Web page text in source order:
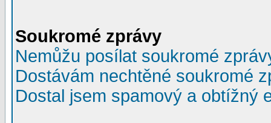
Soukromé zprávy
Nemůžu posílat soukromé
Dostávám nechtěné soukromé
Dostal jsem spamový a obtížný